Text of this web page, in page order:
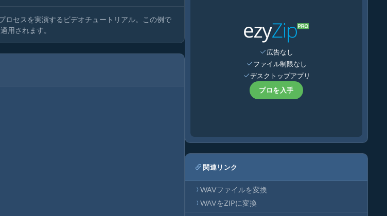
ロセスを実演するビデオチュートリアル。この例で
用されます。
広告なし
ファイル制限なし
デスクトップアプリ
プロを入手
関連リンク
WAVファイルを変換
WAVをZIPに変換